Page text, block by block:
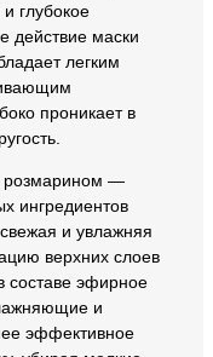
глубокое
действие маски
легким
проникает в
розмарином —
ингредиентов
и увлажняя
верхних слоев
составе эфирное
и
эффективное